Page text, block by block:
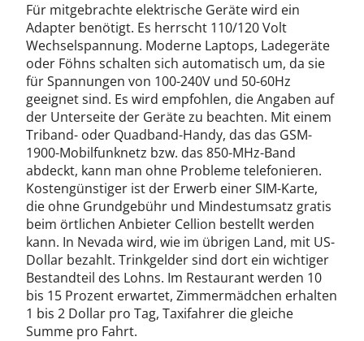
Für mitgebrachte elektrische Geräte wird ein
Adapter benötigt. Es herrscht 110/120 Volt
Wechselspannung. Moderne Laptops, Ladegeräte
oder Föhns schalten sich automatisch um, da sie
für Spannungen von 100-240V und 50-60Hz
geeignet sind. Es wird empfohlen, die Angaben auf
der Unterseite der Geräte zu beachten. Mit einem
Triband- oder Quadband-Handy, das das GSM-
1900-Mobilfunknetz bzw. das 850-MHz-Band
abdeckt, kann man ohne Probleme telefonieren.
Kostengünstiger ist der Erwerb einer SIM-Karte,
die ohne Grundgebühr und Mindestumsatz gratis
beim örtlichen Anbieter Cellion bestellt werden
kann. In Nevada wird, wie im übrigen Land, mit US-
Dollar bezahlt. Trinkgelder sind dort ein wichtiger
Bestandteil des Lohns. Im Restaurant werden 10
bis 15 Prozent erwartet, Zimmermädchen erhalten
1 bis 2 Dollar pro Tag, Taxifahrer die gleiche
Summe pro Fahrt.